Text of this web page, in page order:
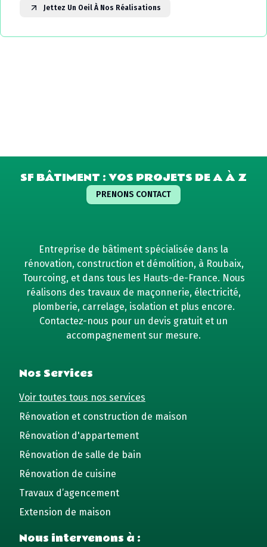
Jettez Un Oeil À Nos Réalisations
SF BÂTIMENT : VOS PROJETS DE A À Z
PRENONS CONTACT
Entreprise de bâtiment spécialisée dans la
rénovation, construction et démolition, à Roubaix,
Tourcoing, et dans tous les Hauts-de-France. Nous
réalisons des travaux de maçonnerie, électricité,
plomberie, carrelage, isolation et plus encore.
Contactez-nous pour un devis gratuit et un
accompagnement sur mesure.
Nos Services
Voir toutes tous nos services
Rénovation et construction de maison
Rénovation d'appartement
Rénovation de salle de bain
Rénovation de cuisine
Travaux d’agencement
Extension de maison
Nous intervenons à :